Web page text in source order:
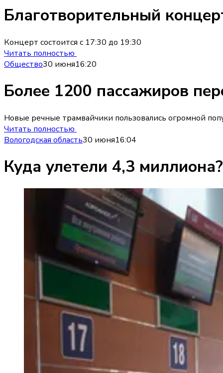
Благотворительный
Концерт состоится с 17:30 до 19:30
Читать полностью
Общество30 июня16:20
Более 1200 пассажиров
Новые речные трамвайчики пользовались огромной
Читать полностью
Вологодская область30 июня16:04
Куда улетели 4,3